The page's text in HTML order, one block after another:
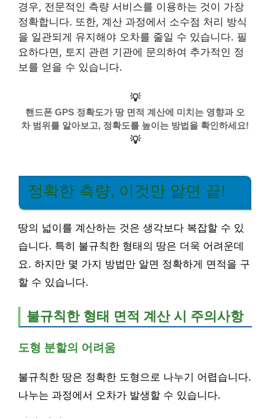
경우, 전문적인 측량 서비스를 이용하는 것이 가장
정확합니다. 또한, 계산 과정에서 소수점 처리 방식
을 일관되게 유지해야 오차를 줄일 수 있습니다. 필
요하다면, 토지 관련 기관에 문의하여 추가적인 정
보를 얻을 수 있습니다.
💡
핸드폰 GPS 정확도가 땅 면적 계산에 미치는 영향과 오
차 범위를 알아보고, 정확도를 높이는 방법을 확인하세요!
💡
정확한 측량, 이것만 알면 끝!
땅의 넓이를 계산하는 것은 생각보다 복잡할 수 있
습니다. 특히 불규칙한 형태의 땅은 더욱 어려운데
요. 하지만 몇 가지 방법만 알면 정확하게 면적을 구
할 수 있습니다.
불규칙한 형태 면적 계산 시 주의사항
도형 분할의 어려움
불규칙한 땅은 정확한 도형으로 나누기 어렵습니다.
나누는 과정에서 오차가 발생할 수 있습니다.